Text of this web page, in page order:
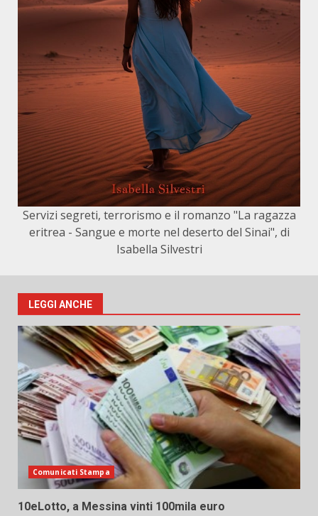
Servizi segreti, terrorismo e il romanzo "La ragazza
eritrea - Sangue e morte nel deserto del Sinai", di
Isabella Silvestri
LEGGI ANCHE
Comunicati Stampa
10eLotto, a Messina vinti 100mila euro